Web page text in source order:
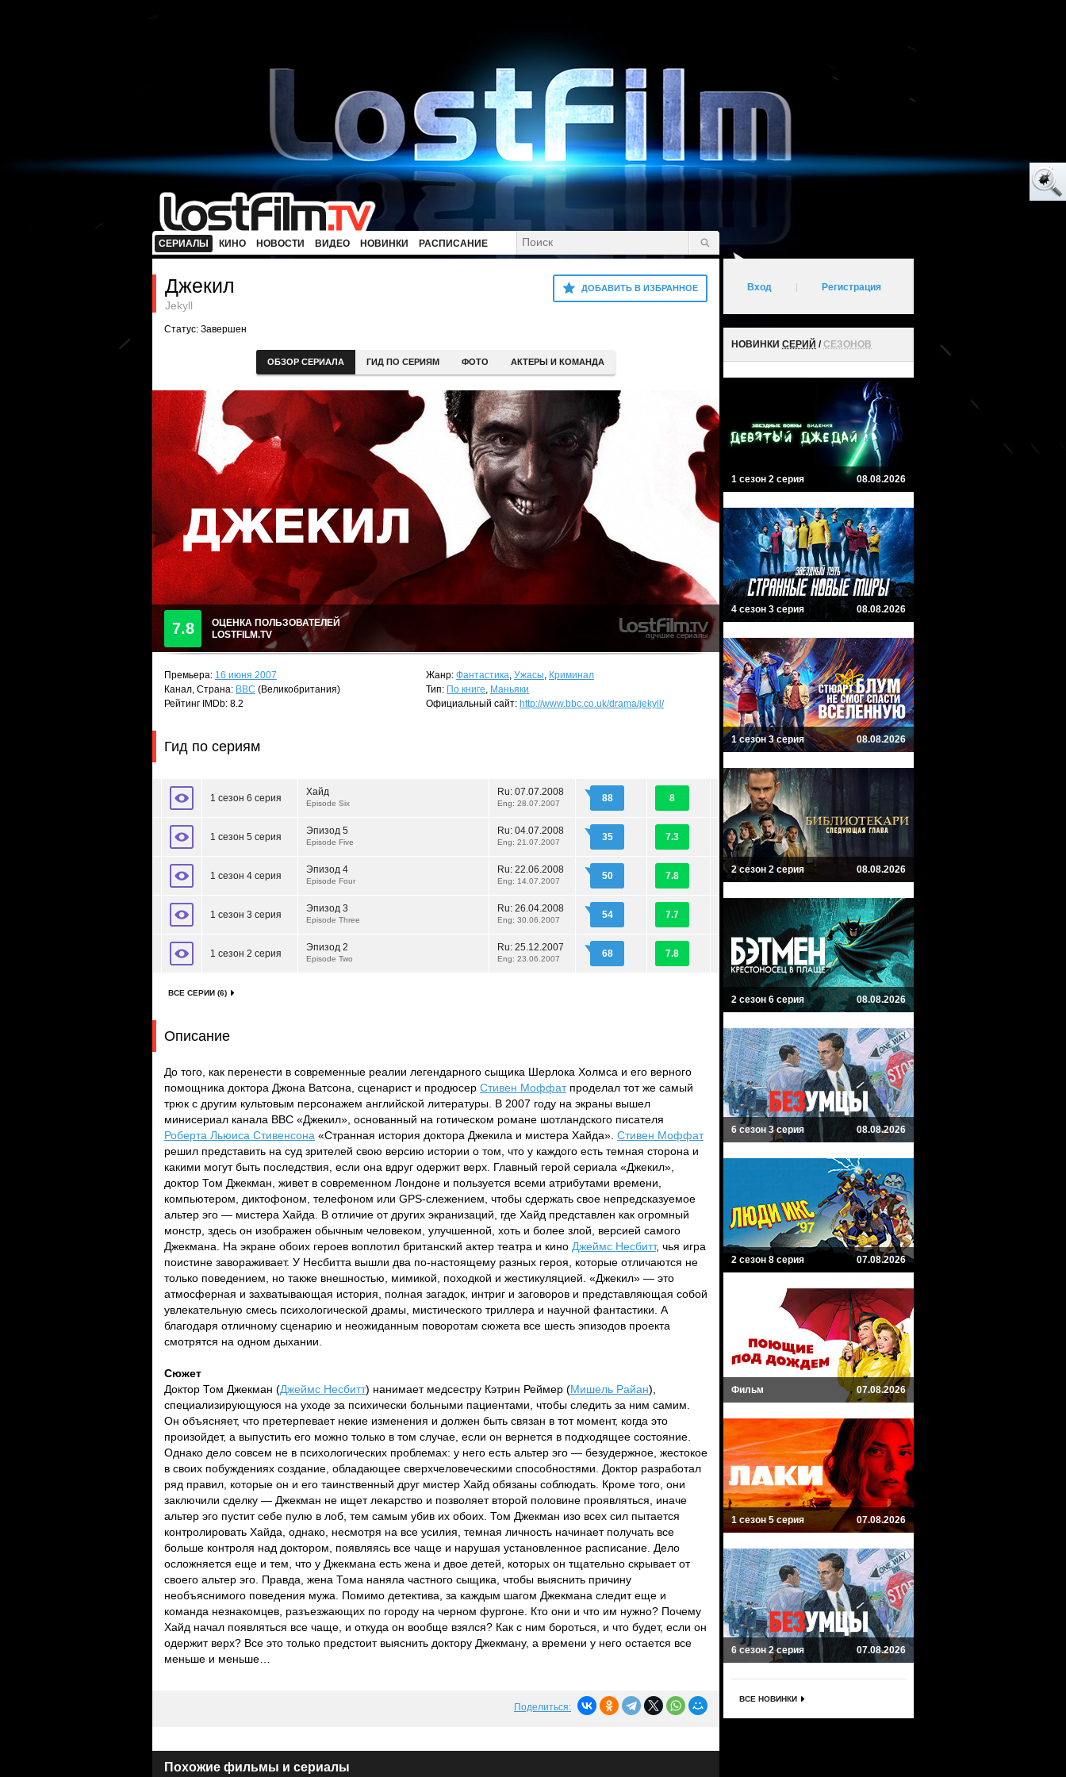
СЕРИАЛЫ КИНО НОВОСТИ ВИДЕО НОВИНКИ РАСПИСАНИЕ
ДОБАВИТЬ В ИЗБРАННОЕ
Джекил
Jekyll
Статус: Завершен
ОБЗОР СЕРИАЛА ГИД ПО СЕРИЯМ ФОТО АКТЕРЫ И КОМАНДА
7.8
ОЦЕНКА ПОЛЬЗОВАТЕЛЕЙ
LOSTFILM.TV
Премьера: 16 июня 2007
Канал, Страна: BBC (Великобритания)
Рейтинг IMDb: 8.2
Жанр: Фантастика, Ужасы, Криминал
Тип: По книге, Маньяки
Официальный сайт: http://www.bbc.co.uk/drama/jekyll/
Гид по сериям
1 сезон 6 серия
Хайд
Episode Six
Ru: 07.07.2008
Eng: 28.07.2007 88 8
1 сезон 5 серия
Эпизод 5
Episode Five
Ru: 04.07.2008
Eng: 21.07.2007 35 7.3
1 сезон 4 серия
Эпизод 4
Episode Four
Ru: 22.06.2008
Eng: 14.07.2007 50 7.8
1 сезон 3 серия
Эпизод 3
Episode Three
Ru: 26.04.2008
Eng: 30.06.2007 54 7.7
1 сезон 2 серия
Эпизод 2
Episode Two
Ru: 25.12.2007
Eng: 23.06.2007 68 7.8
ВСЕ СЕРИИ (6)
Описание
До того, как перенести в современные реалии легендарного сыщика Шерлока Холмса и его верного
помощника доктора Джона Ватсона, сценарист и продюсер Стивен Моффатпроделал тот же самый
трюк с другим культовым персонажем английской литературы. В 2007 году на экраны вышел
минисериал канала BBC «Джекил», основанный на готическом романе шотландского писателя
Роберта Льюиса Стивенсона «Странная история доктора Джекила и мистера Хайда». Стивен Моффат
решил представить на суд зрителей свою версию истории о том, что у каждого есть темная сторона и
какими могут быть последствия, если она вдруг одержит верх. Главный герой сериала «Джекил»,
доктор Том Джекман, живет в современном Лондоне и пользуется всеми атрибутами времени,
компьютером, диктофоном, телефоном или GPS-слежением, чтобы сдержать свое непредсказуемое
альтер эго — мистера Хайда. В отличие от других экранизаций, где Хайд представлен как огромный
монстр, здесь он изображен обычным человеком, улучшенной, хоть и более злой, версией самого
Джекмана. На экране обоих героев воплотил британский актер театра и кино Джеймс Несбитт, чья игра
поистине завораживает. У Несбитта вышли два по-настоящему разных героя, которые отличаются не
только поведением, но также внешностью, мимикой, походкой и жестикуляцией. «Джекил» — это
атмосферная и захватывающая история, полная загадок, интриг и заговоров и представляющая собой
увлекательную смесь психологической драмы, мистического триллера и научной фантастики. А
благодаря отличному сценарию и неожиданным поворотам сюжета все шесть эпизодов проекта
смотрятся на одном дыхании.
Сюжет
Доктор Том Джекман (Джеймс Несбитт) нанимает медсестру Кэтрин Реймер (Мишель Райан),
специализирующуюся на уходе за психически больными пациентами, чтобы следить за ним самим.
Он объясняет, что претерпевает некие изменения и должен быть связан в тот момент, когда это
произойдет, а выпустить его можно только в том случае, если он вернется в подходящее состояние.
Однако дело совсем не в психологических проблемах: у него есть альтер эго — безудержное, жестокое
в своих побуждениях создание, обладающее сверхчеловеческими способностями. Доктор разработал
ряд правил, которые он и его таинственный друг мистер Хайд обязаны соблюдать. Кроме того, они
заключили сделку — Джекман не ищет лекарство и позволяет второй половине проявляться, иначе
альтер эго пустит себе пулю в лоб, тем самым убив их обоих. Том Джекман изо всех сил пытается
контролировать Хайда, однако, несмотря на все усилия, темная личность начинает получать все
больше контроля над доктором, появляясь все чаще и нарушая установленное расписание. Дело
осложняется еще и тем, что у Джекмана есть жена и двое детей, которых он тщательно скрывает от
своего альтер эго. Правда, жена Тома наняла частного сыщика, чтобы выяснить причину
необъяснимого поведения мужа. Помимо детектива, за каждым шагом Джекмана следит еще и
команда незнакомцев, разъезжающих по городу на черном фургоне. Кто они и что им нужно? Почему
Хайд начал появляться все чаще, и откуда он вообще взялся? Как с ним бороться, и что будет, если он
одержит верх? Все это только предстоит выяснить доктору Джекману, а времени у него остается все
меньше и меньше…
Поделиться:
Похожие фильмы и сериалы
Вход Регистрация
НОВИНКИ СЕРИЙ /СЕЗОНОВ
1 сезон 2 серия 08.08.2026
4 сезон 3 серия 08.08.2026
1 сезон 3 серия 08.08.2026
2 сезон 2 серия 08.08.2026
2 сезон 6 серия 08.08.2026
6 сезон 3 серия 08.08.2026
2 сезон 8 серия 07.08.2026
Фильм 07.08.2026
1 сезон 5 серия 07.08.2026
6 сезон 2 серия 07.08.2026
ВСЕ НОВИНКИ